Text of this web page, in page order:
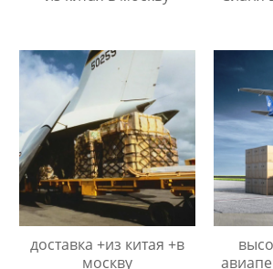
доставка +из китая +в
москву